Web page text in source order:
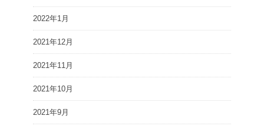
2022年1月
2021年12月
2021年11月
2021年10月
2021年9月